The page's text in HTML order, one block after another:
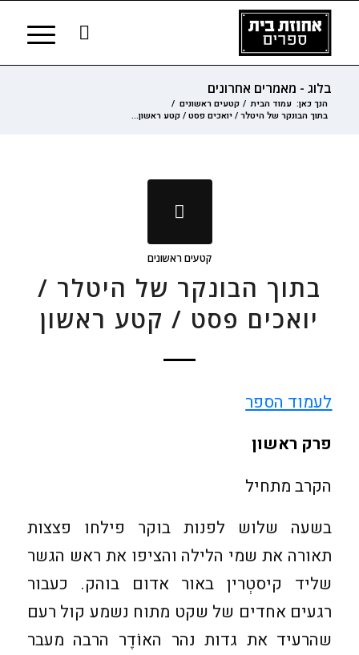
בלוג - מאמרים אחרונים
הנך כאן: עמוד הבית / קטעים ראשונים /
בתוך הבונקר של היטלר / יואכים פסט / קטע ראשון...
קטעים ראשונים
בתוך הבונקר של היטלר /
יואכים פסט / קטע ראשון
לעמוד הספר
פרק ראשון
הקרב מתחיל
בשעה שלוש לפנות בוקר פילחו פצצות
תאורה את שמי הלילה והציפו את ראש הגשר
שליד קיסטְרין באור אדום בוהק. כעבור
רגעים אחדים של שקט מתוח נשמע קול רעם
שהרעיד את גדות נהר האוֹדֶר הרבה מעבר